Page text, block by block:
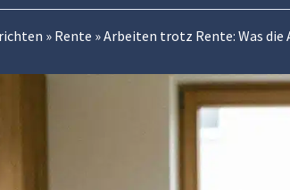
» Rente »Arbeiten trotz Rente: Was